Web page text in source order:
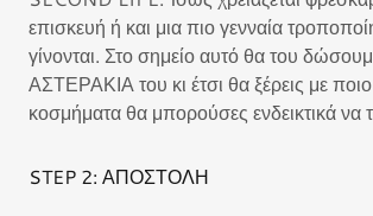
επισκευή ή και μια πιο γενναία
γίνονται. Στο σημείο αυτό θα του
ΑΣΤΕΡΑΚΙΑ του κι έτσι θα ξέρεις με
κοσμήματα θα μπορούσες ενδεικτικά να
STEP 2: ΑΠΟΣΤΟΛΗ